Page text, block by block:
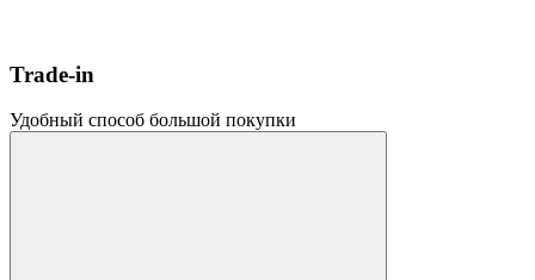
Trade-in
Удобный способ большой покупки